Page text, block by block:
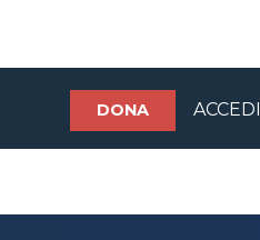
ACCEDI
DONA